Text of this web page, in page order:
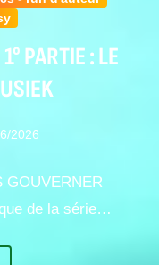
PARTIE : LE
2026
GOUVERNER
de la série…